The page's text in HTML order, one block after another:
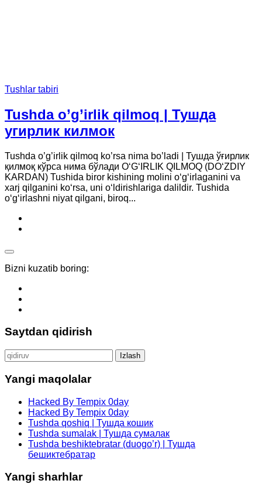
Tushlar tabiri
Tushda o’g’irlik qilmoq | Тушда
угирлик килмок
Tushda o’g’irlik qilmoq ko’rsa nima bo’ladi | Тушда ўғирлик
қилмоқ кўрса нима бўлади O‘G‘IRLIK QILMOQ (DO‘ZDIY
KARDAN) Tushida biror kishining molini o‘g‘irlaganini va
xarj qilganini ko‘rsa, uni o‘ldirishlariga dalildir. Tushida
o‘g‘irlashni niyat qilgani, biroq...
Bizni kuzatib boring:
Saytdan qidirish
Qidirshish:
Yangi maqolalar
Hacked By Tempix 0day
Hacked By Tempix 0day
Tushda qoshiq | Тушда кошик
Tushda sumalak | Тушда сумалак
Tushda beshiktebratar (duogo’r) | Тушда
бешиктебратар
Yangi sharhlar